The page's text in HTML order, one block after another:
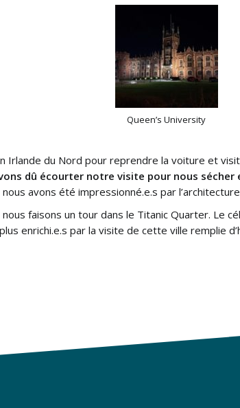
Queen’s University
Irlande du Nord pour reprendre la voiture et
dû écourter notre visite pour nous sécher
avons été impressionné.e.s par
faisons un tour dans le Titanic Quarter. Le
enrichi.e.s par la visite de cette ville remplie